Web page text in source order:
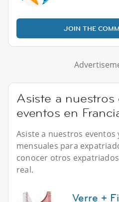
JOIN THE
Asiste a
eventos en
Asiste a nuestros eventos
mensuales para
conocer otros
real.
Verre +